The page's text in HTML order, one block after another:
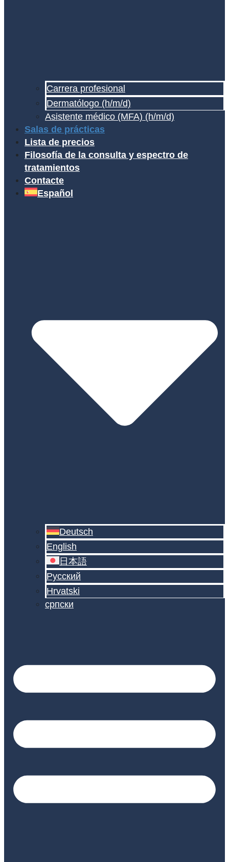
Carrera profesional
Dermatólogo (h/m/d)
Asistente médico (MFA) (h/m/d)
Salas de prácticas
Lista de precios
Filosofía de la consulta y espectro de
tratamientos
Contacte
Español
Deutsch
English
日本語
Русский
Hrvatski
српски